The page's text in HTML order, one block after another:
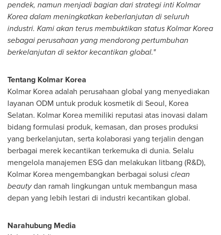
pendek, namun menjadi bagian dari strategi inti Kolmar
Korea dalam meningkatkan keberlanjutan di seluruh
industri. Kami akan terus membuktikan status Kolmar Korea
sebagai perusahaan yang mendorong pertumbuhan
berkelanjutan di sektor kecantikan global."
Tentang Kolmar Korea
Kolmar Korea adalah perusahaan global yang menyediakan
layanan ODM untuk produk kosmetik di Seoul, Korea
Selatan. Kolmar Korea memiliki reputasi atas inovasi dalam
bidang formulasi produk, kemasan, dan proses produksi
yang berkelanjutan, serta kolaborasi yang terjalin dengan
berbagai merek kecantikan terkemuka di dunia. Selalu
mengelola manajemen ESG dan melakukan litbang (R&D),
Kolmar Korea mengembangkan berbagai solusi clean
beautydan ramah lingkungan untuk membangun masa
depan yang lebih lestari di industri kecantikan global.
Narahubung Media